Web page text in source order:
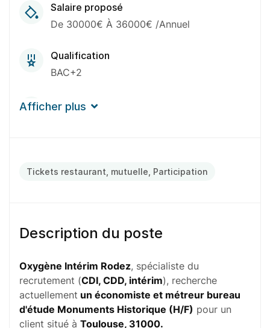
Salaire proposé
De 30000€ À 36000€ /Annuel
Qualification
BAC+2
Expérience
Indéterminée
Afficher plus
Tickets restaurant, mutuelle, Participation
Description du poste
Oxygène Intérim Rodez, spécialiste du
recrutement (CDI, CDD, intérim), recherche
actuellement un économiste et métreur bureau
d'étude Monuments Historique (H/F) pour un
client situé à Toulouse, 31000.